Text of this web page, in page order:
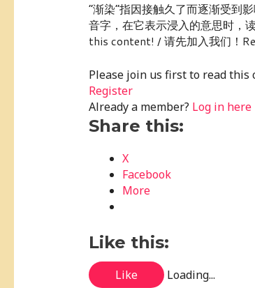
“渐染”指因接触久了而逐渐受到
音字，在它表示浸入的意思时，
this content! / 请先加入我们！
Please join us first to read this
Register
Already a member? Log in here
Share this:
X
Facebook
More
Like this:
Like Loading...